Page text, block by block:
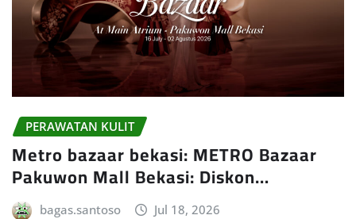
PERAWATAN KULIT
Metro bazaar bekasi: METRO Bazaar
Pakuwon Mall Bekasi: Diskon…
bagas.santoso Jul 18, 2026